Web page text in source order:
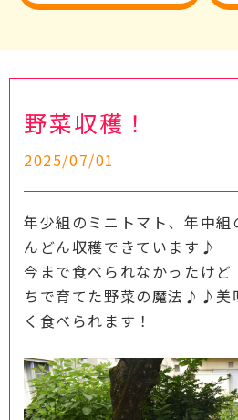
野菜収穫！
2025/07/01
年少組のミニトマト、年中
んどん収穫できています♪
今まで食べられなかったけ
ちで育てた野菜の魔法♪♪美
く食べられます！